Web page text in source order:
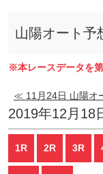
山陽オート予
※本レースデータを
≪ 11月24日 山陽オ
2019年12月18
1R 2R 3R